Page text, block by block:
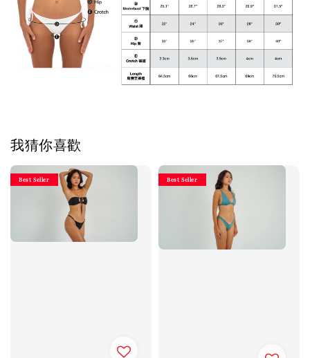
我猜你喜歡
Best Seller Best Seller